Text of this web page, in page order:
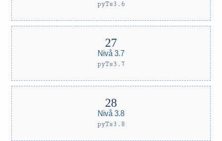
pyTs3.6
Nivå 3.7
pyTs3.7
Nivå 3.8
pyTs3.8